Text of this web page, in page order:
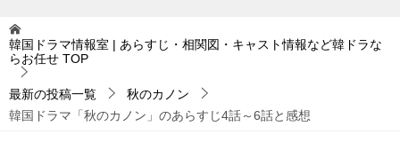
韓国ドラマ情報室 | あらすじ・相関図・キャスト情報など韓ドラな
らお任せ TOP
最新の投稿一覧
秋のカノン
韓国ドラマ「秋のカノン」のあらすじ4話～6話と感想